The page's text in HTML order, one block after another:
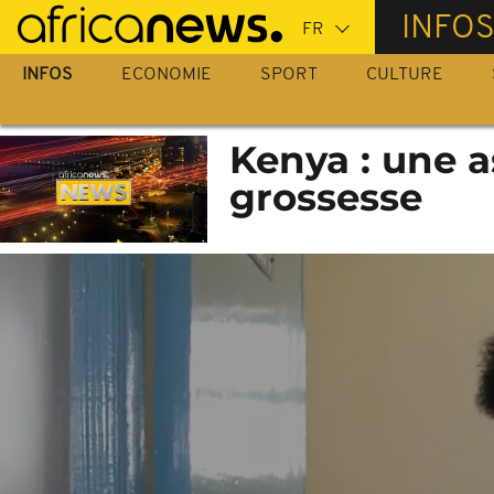
Passer
au
contenu
INFOS
INFOS ECONOMIE SPORT CULTURE
Kenya : une
grossesse